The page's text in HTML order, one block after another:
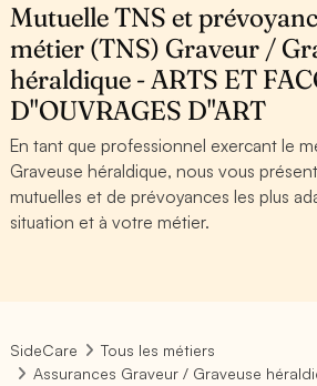
Mutuelle TNS et
métier (TNS) Graveur /
héraldique - ARTS ET
D''OUVRAGES D''ART
En tant que professionnel exercant le
Graveuse héraldique, nous vous
mutuelles et de prévoyances les plus
situation et à votre métier.
SideCare
Tous les métiers
Assurances Graveur / Graveuse